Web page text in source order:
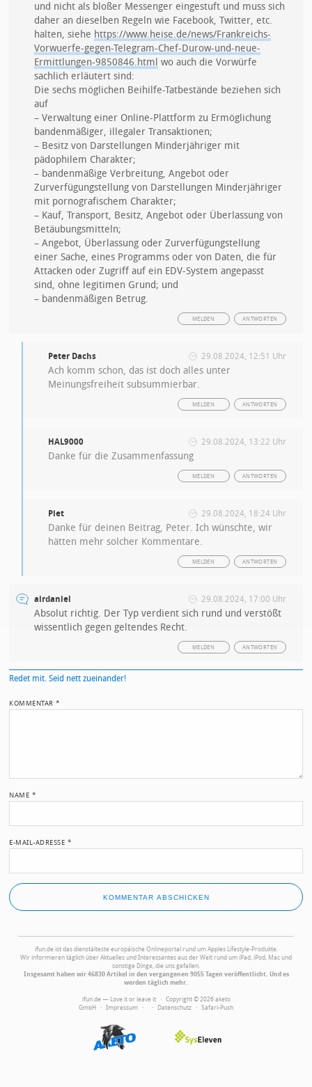
und nicht als bloßer Messenger eingestuft und muss sich
daher an dieselben Regeln wie Facebook, Twitter, etc.
halten, siehe https://www.heise.de/news/Frankreichs-
Vorwuerfe-gegen-Telegram-Chef-Durow-und-neue-
Ermittlungen-9850846.html wo auch die Vorwürfe
sachlich erläutert sind:
Die sechs möglichen Beihilfe-Tatbestände beziehen sich
auf
– Verwaltung einer Online-Plattform zu Ermöglichung
bandenmäßiger, illegaler Transaktionen;
– Besitz von Darstellungen Minderjähriger mit
pädophilem Charakter;
– bandenmäßige Verbreitung, Angebot oder
Zurverfügungstellung von Darstellungen Minderjähriger
mit pornografischem Charakter;
– Kauf, Transport, Besitz, Angebot oder Überlassung von
Betäubungsmitteln;
– Angebot, Überlassung oder Zurverfügungstellung
einer Sache, eines Programms oder von Daten, die für
Attacken oder Zugriff auf ein EDV-System angepasst
sind, ohne legitimen Grund; und
– bandenmäßigen Betrug.
ANTWORTEN
MELDEN
Peter Dachs 29.08.2024, 12:51 Uhr
Ach komm schon, das ist doch alles unter
Meinungsfreiheit subsummierbar.
ANTWORTEN
MELDEN
HAL9000 29.08.2024, 13:22 Uhr
Danke für die Zusammenfassung
ANTWORTEN
MELDEN
Piet 29.08.2024, 18:24 Uhr
Danke für deinen Beitrag, Peter. Ich wünschte, wir
hätten mehr solcher Kommentare.
ANTWORTEN
MELDEN
airdaniel 29.08.2024, 17:00 Uhr
Absolut richtig. Der Typ verdient sich rund und verstößt
wissentlich gegen geltendes Recht.
ANTWORTEN
MELDEN
Redet mit. Seid nett zueinander!
KOMMENTAR*
NAME *
E-MAIL-ADRESSE *
ifun.de ist das dienstälteste europäische Onlineportal rund um Apples Lifestyle-Produkte.
Wir informieren täglich über Aktuelles und Interessantes aus der Welt rund um iPad, iPod, Mac und
sonstige Dinge, die uns gefallen.
Insgesamt haben wir 46830 Artikel in den vergangenen 9055 Tagen veröffentlicht. Und es
werden täglich mehr.
ifun.de — Love it or leave it · Copyright © 2026 aketo
GmbH · Impressum · · Datenschutz · Safari-Push